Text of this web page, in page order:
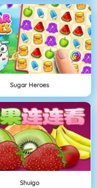
Sugar Heroes
Shuigo